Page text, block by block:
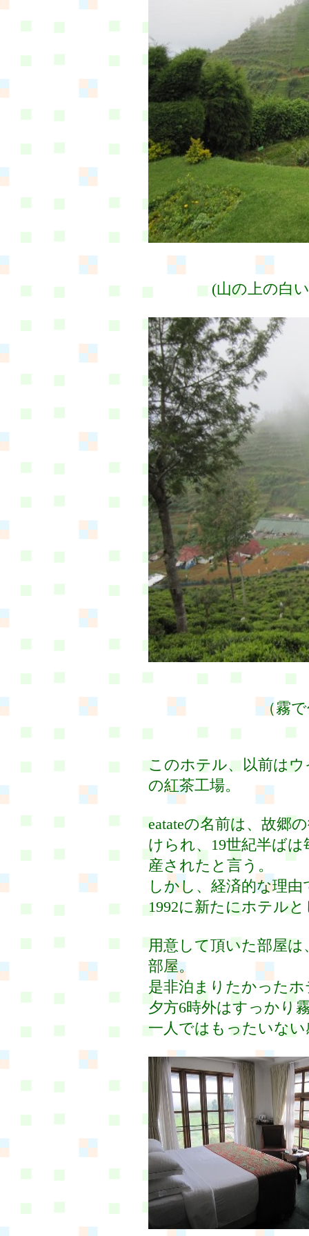
(山の上の白
（霧
このホテル、以前は
の紅茶工場。
eatateの名前は、故郷
けられ、19世紀半ば
産されたと言う。
しかし、経済的な理由
1992に新たにホテル
用意して頂いた部屋
部屋。
是非泊まりたかった
夕方6時外はすっかり
一人ではもったいない